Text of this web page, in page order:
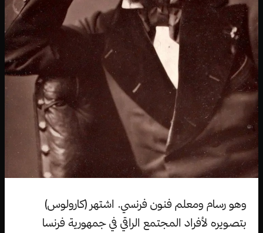
وهو رسام ومعلم فنون فرنسي. اشتهر (كارولوس)
بتصويره لأفراد المجتمع الراقي في جمهورية فرنسا